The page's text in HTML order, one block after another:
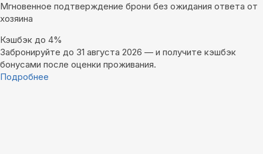
Мгновенное подтверждение брони без ожидания ответа от
хозяина
Кэшбэк до 4%
Забронируйте до 31 августа 2026 — и получите кэшбэк
бонусами после оценки проживания.
Подробнее